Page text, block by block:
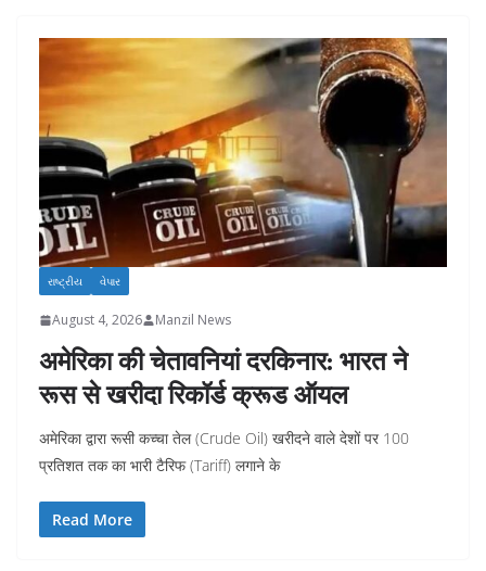
રાષ્ટ્રીય વેપાર
August 4, 2026 Manzil News
अमेरिका की चेतावनियां दरकिनार: भारत ने
रूस से खरीदा रिकॉर्ड क्रूड ऑयल
अमेरिका द्वारा रूसी कच्चा तेल (Crude Oil) खरीदने वाले देशों पर 100
प्रतिशत तक का भारी टैरिफ (Tariff) लगाने के
Read More